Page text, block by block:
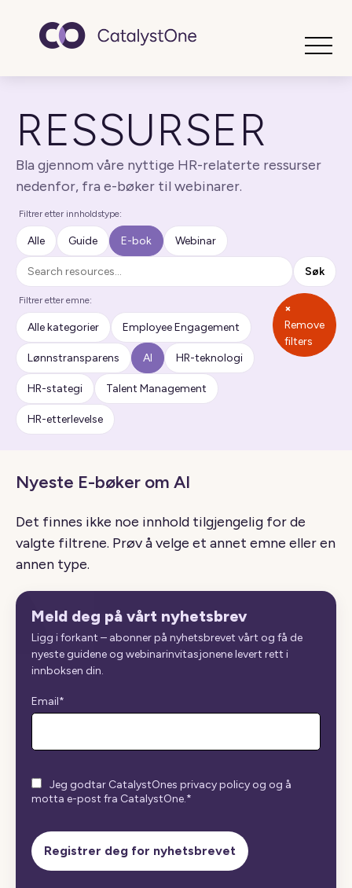
RESSURSER
Bla gjennom våre nyttige HR-relaterte ressurser
nedenfor, fra e-bøker til webinarer.
Filtrer etter innholdstype:
Alle Guide E-bok Webinar
Søk
Søk
Filtrer etter emne:
Alle kategorier Employee Engagement
Lønnstransparens AI HR-teknologi
HR-stategi Talent Management
HR-etterlevelse
×
Remove
filters
Nyeste E-bøker om AI
Det finnes ikke noe innhold tilgjengelig for de
valgte filtrene. Prøv å velge et annet emne eller en
annen type.
Meld deg på vårt nyhetsbrev
Ligg i forkant – abonner på nyhetsbrevet vårt og få de
nyeste guidene og webinarinvitasjonene levert rett i
innboksen din.
Email*
Jeg godtar CatalystOnes privacy policy og og å
motta e-post fra CatalystOne.*